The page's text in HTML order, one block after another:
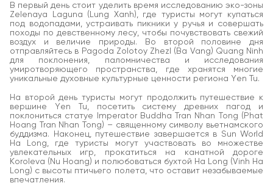
В первый день стоит уделить время исследованию эко-зоны
Zelenaya Laguna (Lung Xanh), где туристы могут купаться
под водопадами, устраивать пикники у ручья и совершать
походы по девственному лесу, чтобы почувствовать свежий
воздух и величие природы. Во второй половине дня
отправляйтесь в Pagoda Zolotoy Zhezl (Ba Vang) Quang Ninh
для поклонения, паломничества и исследования
умиротворяющего пространства, где хранятся многие
уникальные духовные культурные ценности региона Yen Tu.
На второй день туристы могут продолжить путешествие к
вершине Yen Tu, посетить систему древних пагод и
поклониться статуе Imperator Buddha Tran Nhan Tong (Phat
Hoang Tran Nhan Tong) – священному символу вьетнамского
буддизма. Наконец, путешествие завершается в Sun World
Ha Long, где туристы могут участвовать во множестве
увлекательных игр, прокатиться на канатной дороге
Koroleva (Nu Hoang) и полюбоваться бухтой Ha Long (Vinh Ha
Long) с высоты птичьего полета, что оставит незабываемые
впечатления.